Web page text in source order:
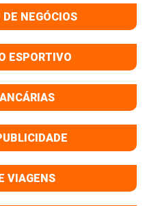
NEGÓCIOS
ESPORTIVO
VIAGENS